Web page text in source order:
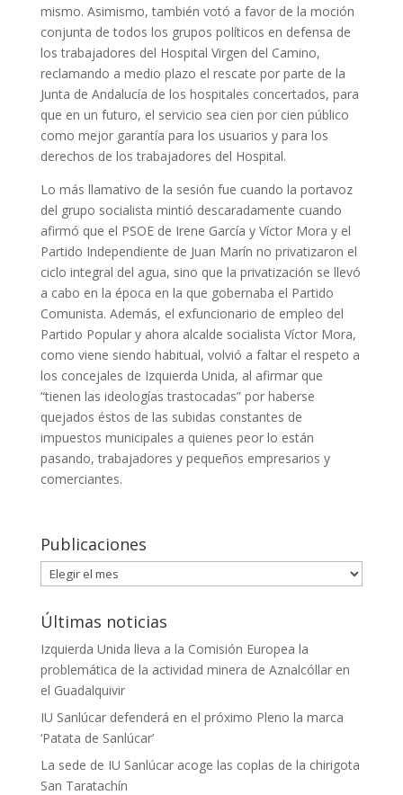
mismo. Asimismo, también votó a favor de la moción
conjunta de todos los grupos políticos en defensa de
los trabajadores del Hospital Virgen del Camino,
reclamando a medio plazo el rescate por parte de la
Junta de Andalucía de los hospitales concertados, para
que en un futuro, el servicio sea cien por cien público
como mejor garantía para los usuarios y para los
derechos de los trabajadores del Hospital.
Lo más llamativo de la sesión fue cuando la portavoz
del grupo socialista mintió descaradamente cuando
afirmó que el PSOE de Irene García y Víctor Mora y el
Partido Independiente de Juan Marín no privatizaron el
ciclo integral del agua, sino que la privatización se llevó
a cabo en la época en la que gobernaba el Partido
Comunista. Además, el exfuncionario de empleo del
Partido Popular y ahora alcalde socialista Víctor Mora,
como viene siendo habitual, volvió a faltar el respeto a
los concejales de Izquierda Unida, al afirmar que
“tienen las ideologías trastocadas” por haberse
quejados éstos de las subidas constantes de
impuestos municipales a quienes peor lo están
pasando, trabajadores y pequeños empresarios y
comerciantes.
Publicaciones
Publicaciones
Últimas noticias
Izquierda Unida lleva a la Comisión Europea la
problemática de la actividad minera de Aznalcóllar en
el Guadalquivir
IU Sanlúcar defenderá en el próximo Pleno la marca
‘Patata de Sanlúcar’
La sede de IU Sanlúcar acoge las coplas de la chirigota
San Taratachín